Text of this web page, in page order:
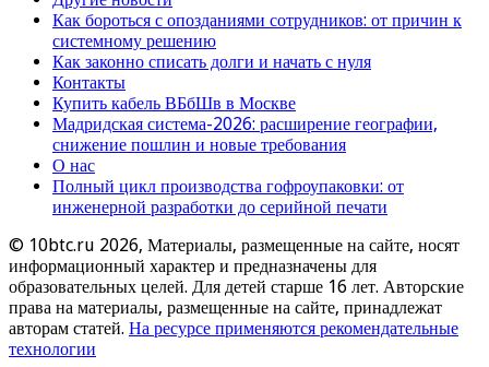
Как бороться с опозданиями сотрудников: от причин к
системному решению
Как законно списать долги и начать с нуля
Контакты
Купить кабель ВБбШв в Москве
Мадридская система-2026: расширение географии,
снижение пошлин и новые требования
О нас
Полный цикл производства гофроупаковки: от
инженерной разработки до серийной печати
© 10btc.ru 2026, Материалы, размещенные на сайте, носят
информационный характер и предназначены для
образовательных целей. Для детей старше 16 лет. Авторские
права на материалы, размещенные на сайте, принадлежат
авторам статей. На ресурсе применяются рекомендательные
технологии